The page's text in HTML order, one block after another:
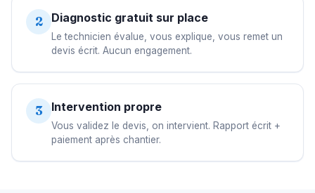
2 Diagnostic gratuit sur place
Le technicien évalue, vous explique, vous remet un
devis écrit. Aucun engagement.
3 Intervention propre
Vous validez le devis, on intervient. Rapport écrit +
paiement après chantier.